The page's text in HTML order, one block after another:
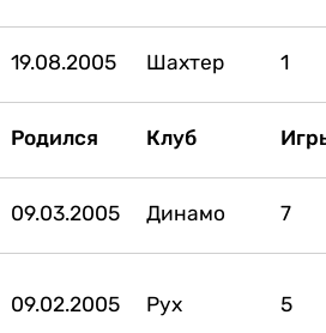
19.08.2005 Шахтер 1
Родился Клуб
09.03.2005 Динамо 7
09.02.2005 Рух 5